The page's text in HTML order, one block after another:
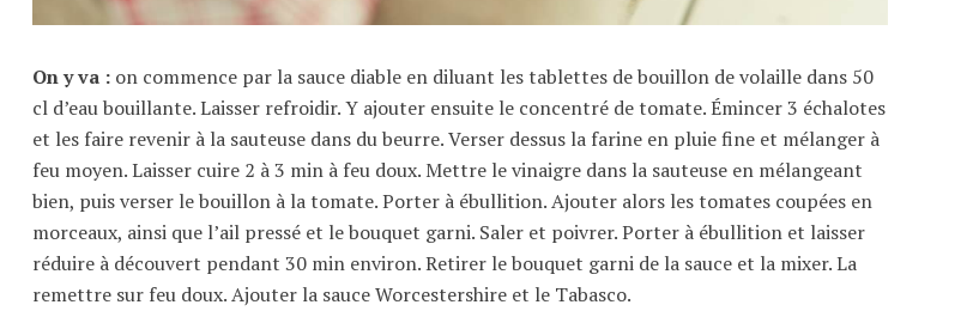
On y va : on commence par la sauce diable en diluant les tablettes de bouillon de volaille dans 50
cl d’eau bouillante. Laisser refroidir. Y ajouter ensuite le concentré de tomate. Émincer 3 échalotes
et les faire revenir à la sauteuse dans du beurre. Verser dessus la farine en pluie fine et mélanger à
feu moyen. Laisser cuire 2 à 3 min à feu doux. Mettre le vinaigre dans la sauteuse en mélangeant
bien, puis verser le bouillon à la tomate. Porter à ébullition. Ajouter alors les tomates coupées en
morceaux, ainsi que l’ail pressé et le bouquet garni. Saler et poivrer. Porter à ébullition et laisser
réduire à découvert pendant 30 min environ. Retirer le bouquet garni de la sauce et la mixer. La
remettre sur feu doux. Ajouter la sauce Worcestershire et le Tabasco.